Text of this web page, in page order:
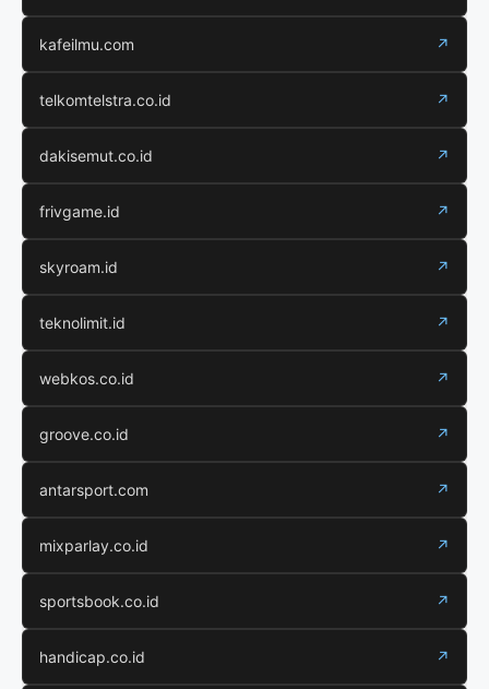
kafeilmu.com ↗
telkomtelstra.co.id ↗
dakisemut.co.id ↗
frivgame.id ↗
skyroam.id ↗
teknolimit.id ↗
webkos.co.id ↗
groove.co.id ↗
antarsport.com ↗
mixparlay.co.id ↗
sportsbook.co.id ↗
handicap.co.id ↗